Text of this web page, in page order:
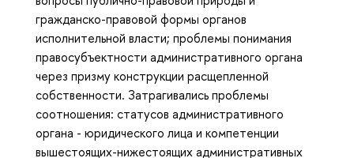
гражданско-правовой формы органов
исполнительной власти; проблемы понимания
правосубъектности административного органа
через призму конструкции расщепленной
собственности. Затрагивались проблемы
соотношения: статусов административного
органа - юридического лица и компетенции
вышестоящих-нижестоящих административных